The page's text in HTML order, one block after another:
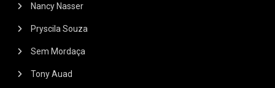
Nancy Nasser
Pryscila Souza
Sem Mordaça
Tony Auad